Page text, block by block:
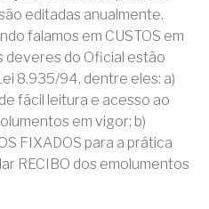
editadas anualmente.
falamos em CUSTOS em
deveres do Oficial estão
8.935/94, dentre eles: a)
fácil leitura e acesso ao
em vigor; b)
FIXADOS para a prática
RECIBO dos emolumentos